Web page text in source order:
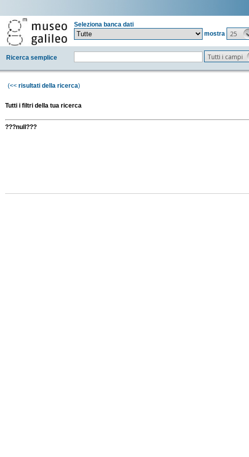
Seleziona banca dati
mostra
25
Ricerca semplice Tutti i campi
(<< risultati della ricerca)
Tutti i filtri della tua ricerca
???null???